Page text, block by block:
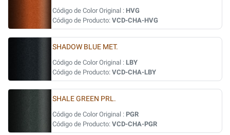
Código de Color Original : HVG
Código de Producto: VCD-CHA-HVG
SHADOW BLUE MET.
Código de Color Original : LBY
Código de Producto: VCD-CHA-LBY
SHALE GREEN PRL.
Código de Color Original : PGR
Código de Producto: VCD-CHA-PGR